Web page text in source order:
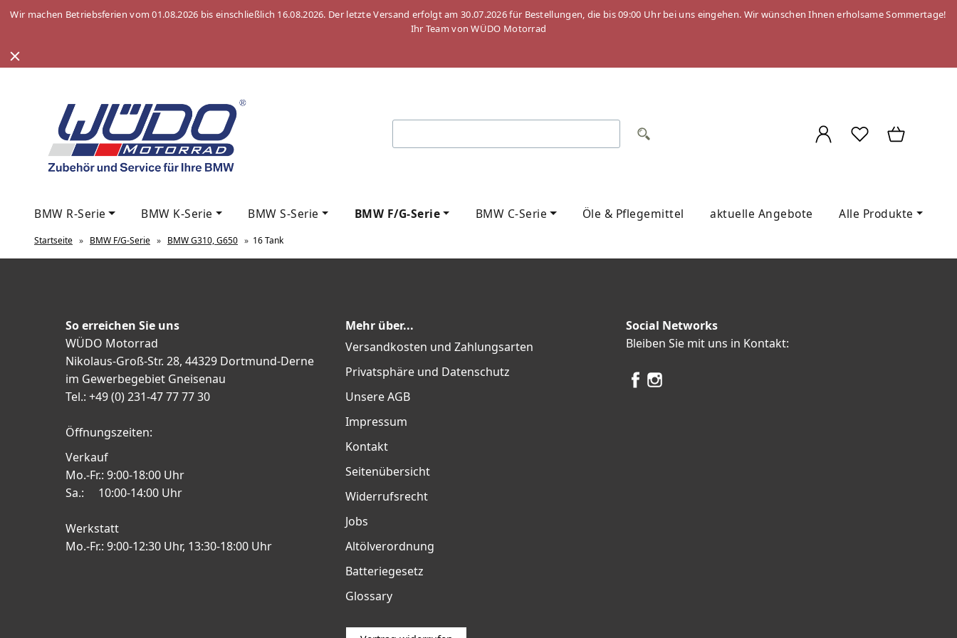
Wir machen Betriebsferien vom 01.08.2026 bis einschließlich 16.08.2026. Der letzte Versand erfolgt am 30.07.2026 für Bestellungen, die bis 09:00 Uhr bei uns eingehen. Wir wünschen Ihnen erholsame Sommertage!
Ihr Team von WÜDO Motorrad
BMW R-Serie BMW K-Serie BMW S-Serie BMW F/G-Serie BMW C-Serie Öle & Pflegemittel aktuelle Angebote Alle Produkte
Startseite » BMW F/G-Serie » BMW G310, G650 » 16 Tank
So erreichen Sie uns
WÜDO Motorrad
Nikolaus-Groß-Str. 28, 44329 Dortmund-Derne
im Gewerbegebiet Gneisenau
Tel.: +49 (0) 231-47 77 77 30
Öffnungszeiten:
Verkauf
Mo.-Fr.: 9:00-18:00 Uhr
Sa.: 10:00-14:00 Uhr
Werkstatt
Mo.-Fr.: 9:00-12:30 Uhr, 13:30-18:00 Uhr
Mehr über...
Versandkosten und Zahlungsarten
Privatsphäre und Datenschutz
Unsere AGB
Impressum
Kontakt
Seitenübersicht
Widerrufsrecht
Jobs
Altölverordnung
Batteriegesetz
Glossary
Social Networks
Bleiben Sie mit uns in Kontakt: